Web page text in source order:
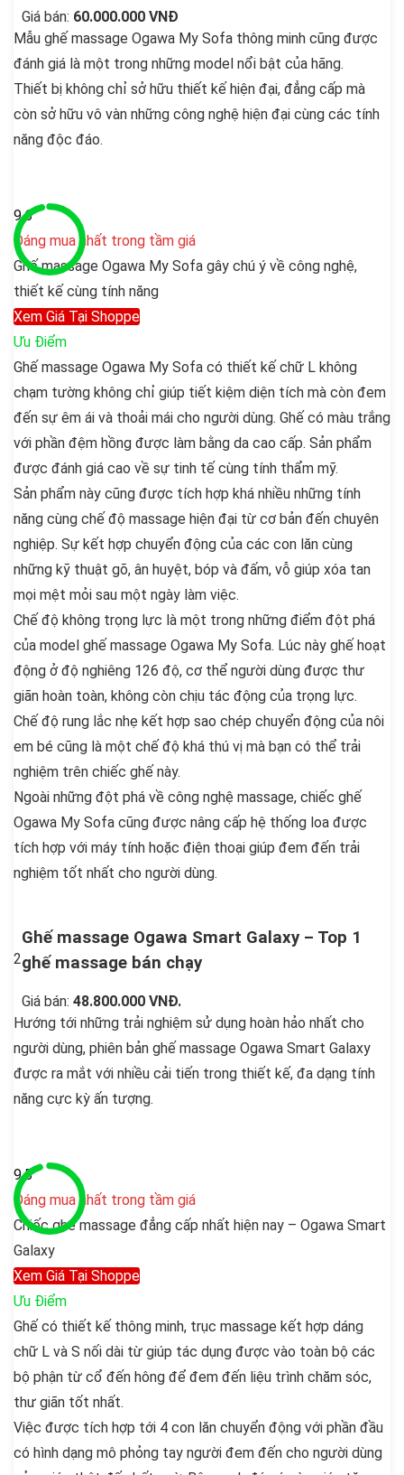
Giá bán: 60.000.000 VNĐ
Mẫu ghế massage Ogawa My Sofa thông minh cũng được
đánh giá là một trong những model nổi bật của hãng.
Thiết bị không chỉ sở hữu thiết kế hiện đại, đẳng cấp mà
còn sở hữu vô vàn những công nghệ hiện đại cùng các tính
năng độc đáo.
9.6
Đáng mua nhất trong tầm giá
Ghế massage Ogawa My Sofa gây chú ý về công nghệ,
thiết kế cùng tính năng
Xem Giá Tại Shoppe
Ưu Điểm
Ghế massage Ogawa My Sofa có thiết kế chữ L không
chạm tường không chỉ giúp tiết kiệm diện tích mà còn đem
đến sự êm ái và thoải mái cho người dùng. Ghế có màu trắng
với phần đệm hồng được làm bằng da cao cấp. Sản phẩm
được đánh giá cao về sự tinh tế cùng tính thẩm mỹ.
Sản phẩm này cũng được tích hợp khá nhiều những tính
năng cùng chế độ massage hiện đại từ cơ bản đến chuyên
nghiệp. Sự kết hợp chuyển động của các con lăn cùng
những kỹ thuật gõ, ân huyệt, bóp và đấm, vỗ giúp xóa tan
mọi mệt mỏi sau một ngày làm việc.
Chế độ không trọng lực là một trong những điểm đột phá
của model ghế massage Ogawa My Sofa. Lúc này ghế hoạt
động ở độ nghiêng 126 độ, cơ thể người dùng được thư
giãn hoàn toàn, không còn chịu tác động của trọng lực.
Chế độ rung lắc nhẹ kết hợp sao chép chuyển động của nôi
em bé cũng là một chế độ khá thú vị mà bạn có thể trải
nghiệm trên chiếc ghế này.
Ngoài những đột phá về công nghệ massage, chiếc ghế
Ogawa My Sofa cũng được nâng cấp hệ thống loa được
tích hợp với máy tính hoặc điện thoại giúp đem đến trải
nghiệm tốt nhất cho người dùng.
2
Ghế massage Ogawa Smart Galaxy – Top 1
ghế massage bán chạy
Giá bán: 48.800.000 VNĐ.
Hướng tới những trải nghiệm sử dụng hoàn hảo nhất cho
người dùng, phiên bản ghế massage Ogawa Smart Galaxy
được ra mắt với nhiều cải tiến trong thiết kế, đa dạng tính
năng cực kỳ ấn tượng.
9.5
Đáng mua nhất trong tầm giá
Chiếc ghế massage đẳng cấp nhất hiện nay – Ogawa Smart
Galaxy
Xem Giá Tại Shoppe
Ưu Điểm
Ghế có thiết kế thông minh, trục massage kết hợp dáng
chữ L và S nối dài từ giúp tác dụng được vào toàn bộ các
bộ phận từ cổ đến hông để đem đến liệu trình chăm sóc,
thư giãn tốt nhất.
Việc được tích hợp tới 4 con lăn chuyển động với phần đầu
có hình dạng mô phỏng tay người đem đến cho người dùng